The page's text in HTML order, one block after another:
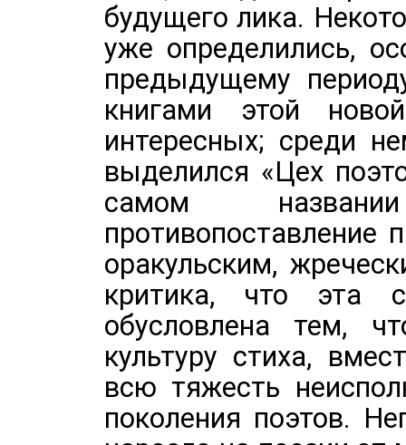
будущего лика.
уже определились,
предыдущему
книгами этой
интересных; среди
выделился «Цех
самом
противопоставление
оракульским,
критика, что эта
обусловлена тем,
культуру стиха,
всю тяжесть
поколения поэтов.